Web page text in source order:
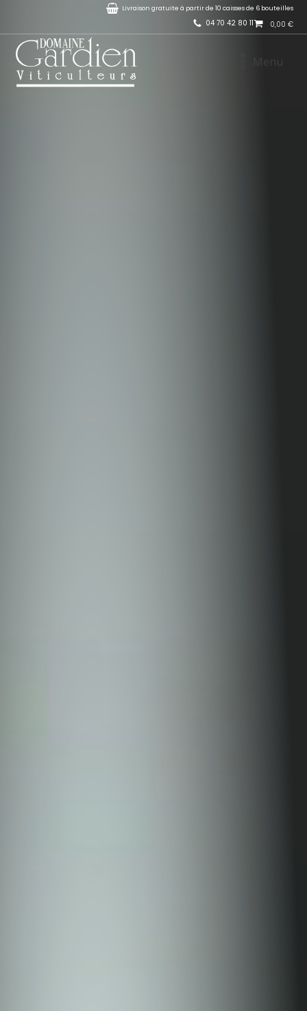
Livraison gratuite à partir de 10 caisses de 6 bouteilles
04 70 42 80 11 0,00 €
Menu